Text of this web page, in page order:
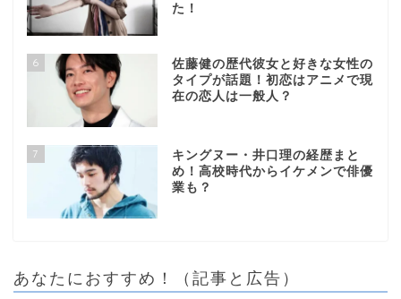
た！
6
佐藤健の歴代彼女と好きな女性の
タイプが話題！初恋はアニメで現
在の恋人は一般人？
7
キングヌー・井口理の経歴まと
め！高校時代からイケメンで俳優
業も？
あなたにおすすめ！（記事と広告）